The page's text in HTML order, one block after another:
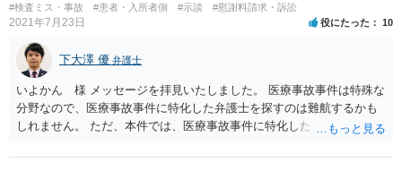
#検査ミス・事故 #患者・入所者側 #示談 #慰謝料請求・訴訟
2021年7月23日 役にたった 10
下大澤 優 弁護士
いよかん 様 メッセージを拝見いたしました。 医療事故事件は特殊な
分野なので、医療事故事件に特化した弁護士を探すのは難航するかも
しれません。 ただ、本件では、医療事故事件に特化した弁護士でなく
の過失（医療ミス）の立証なのですが、本件では過失自体には争いが